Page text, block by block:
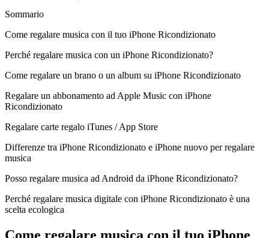
Sommario
Come regalare musica con il tuo iPhone Ricondizionato
Perché regalare musica con un iPhone Ricondizionato?
Come regalare un brano o un album su iPhone Ricondizionato
Regalare un abbonamento ad Apple Music con iPhone
Ricondizionato
Regalare carte regalo iTunes / App Store
Differenze tra iPhone Ricondizionato e iPhone nuovo per regalare
musica
Posso regalare musica ad Android da iPhone Ricondizionato?
Perché regalare musica digitale con iPhone Ricondizionato è una
scelta ecologica